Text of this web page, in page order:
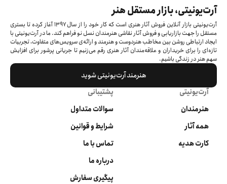
آرت‌یونیتی، بازار مستقل هنر
آرت‌یونیتی بازار آنلاین فروش آثار هنری است که کار خود را از سال ۱۳۹۷ آغاز کرده‌ تا بستری
مستقل را جهت بازاریابی و فروش آثار نقاشی هنرمندان نسل نو فراهم کند. ما در آرت‌یونیتی با
ایجاد ارتباطی روشن بین مخاطب هنردوست و هنرمند و ارائه‌ی سرویس‌های متفاوت، تجربیات
تازه‌ای را برای خریداران و علاقه‌مندان آثار هنری رقم می‌زنیم تا جریانی پرشور برای افزایش
سهم هنر در زندگی باشیم.
هنرمند آرت‌یونیتی شوید
آرت‌یونیتی
هنرمندان
همه آثار
کارت هدیه
پشتیبانی
سوالات متداول
شرایط و قوانین
تماس با ما
درباره ما
پیگیری سفارش